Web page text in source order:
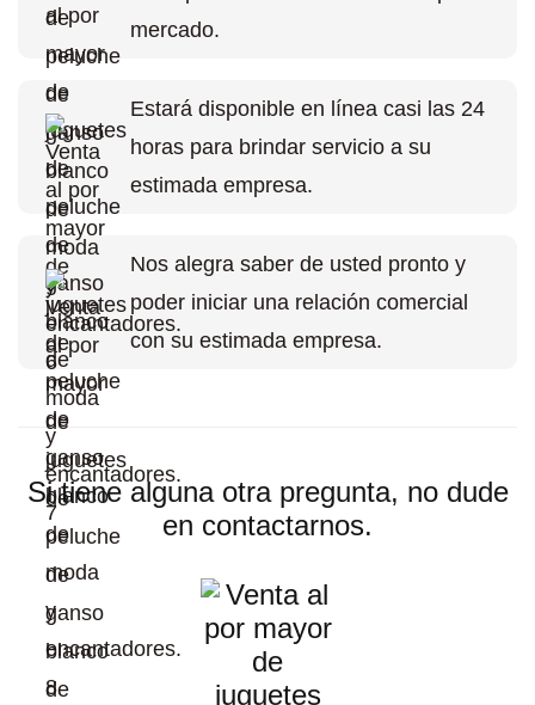
mercado.
Estará disponible en línea casi las 24
horas para brindar servicio a su
estimada empresa.
Nos alegra saber de usted pronto y
poder iniciar una relación comercial
con su estimada empresa.
Si tiene alguna otra pregunta, no dude
en contactarnos.